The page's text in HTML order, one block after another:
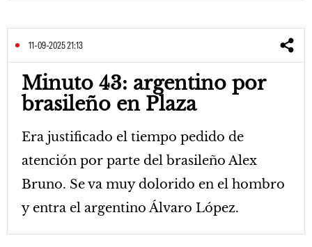
11-09-2025 21:13
Minuto 43: argentino por
brasileño en Plaza
Era justificado el tiempo pedido de
atención por parte del brasileño Alex
Bruno. Se va muy dolorido en el hombro
y entra el argentino Álvaro López.